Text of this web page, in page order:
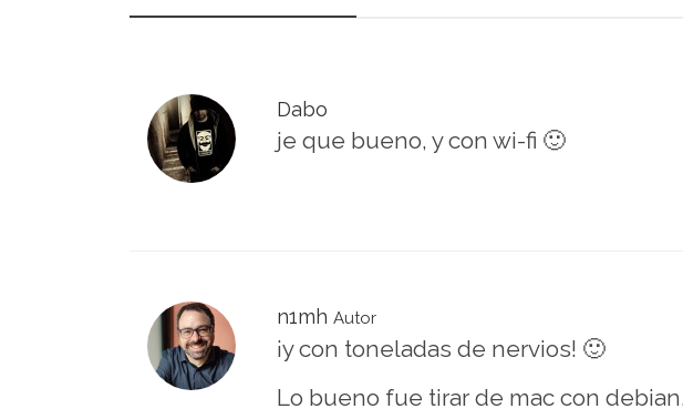
Dabo
je que bueno, y con wi-fi 🙂
n1mh Autor
¡y con toneladas de nervios! 🙂
Lo bueno fue tirar de mac con